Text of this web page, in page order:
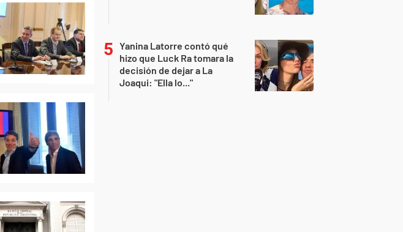
Yanina Latorre contó qué
hizo que Luck Ra tomara la
decisión de dejar a La
Joaqui: "Ella lo..."